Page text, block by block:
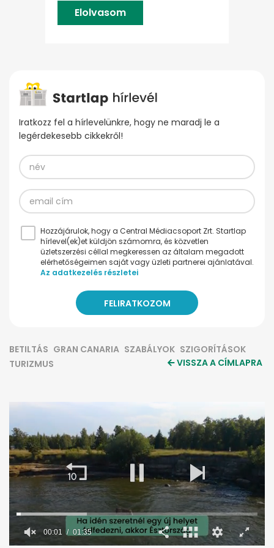
Elolvasom
Iratkozz fel a hírlevelünkre, hogy ne maradj le a
legérdekesebb cikkekről!
Hozzájárulok, hogy a Central Médiacsoport Zrt. Startlap
hírlevel(ek)et küldjön számomra, és közvetlen
üzletszerzési céllal megkeressen az általam megadott
elérhetőségeimen saját vagy üzleti partnerei ajánlatával.
Az adatkezelés részletei
BETILTÁS GRAN CANARIA SZABÁLYOK SZIGORÍTÁSOK
TURIZMUS
VISSZA A CÍMLAPRA
00:02 01:35